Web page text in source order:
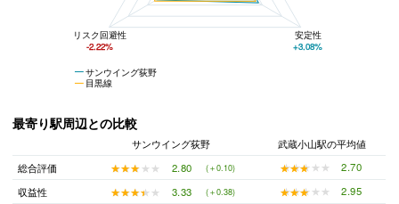
サンウイング荻野
目黒線
リスク回避性
-2.22%
安定性
+3.08%
最寄り駅周辺との比較
サンウイング荻野
武蔵小山駅の平均値
総合評価
★★★★★
★★★★★ 2.80 (＋0.10) ★★★★★
★★★★★
2.70
収益性
★★★★★
★★★★★ 3.33 (＋0.38) ★★★★★
★★★★★
2.95